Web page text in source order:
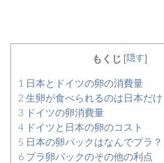
もくじ [隠す]
1 日本とドイツの卵の消費量
2 生卵が食べられるのは日本だけ
3 ドイツの卵消費量
4 ドイツと日本の卵のコスト
5 日本の卵パックはなんでプラ？
6 プラ卵パックのその他の利点